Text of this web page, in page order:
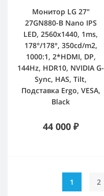
Монитор LG 27"
27GN880-B Nano IPS
LED, 2560x1440, 1ms,
178°/178°, 350cd/m2,
1000:1, 2*HDMI, DP,
144Hz, HDR10, NVIDIA G-
Sync, HAS, Tilt,
Подставка Ergo, VESA,
Black
44 000 ₽
1 2